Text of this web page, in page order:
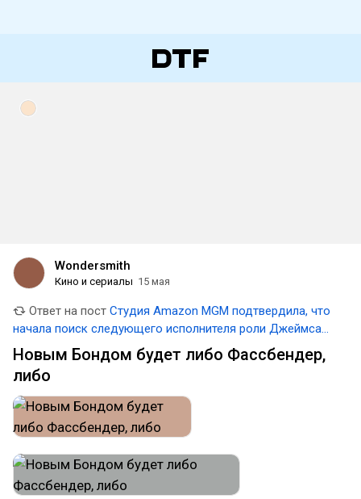
Wondersmith
Кино и сериалы 15 мая
Ответ на пост Студия Amazon MGM подтвердила, что
начала поиск следующего исполнителя роли Джеймса
Бонда
Новым Бондом будет либо Фассбендер,
либо